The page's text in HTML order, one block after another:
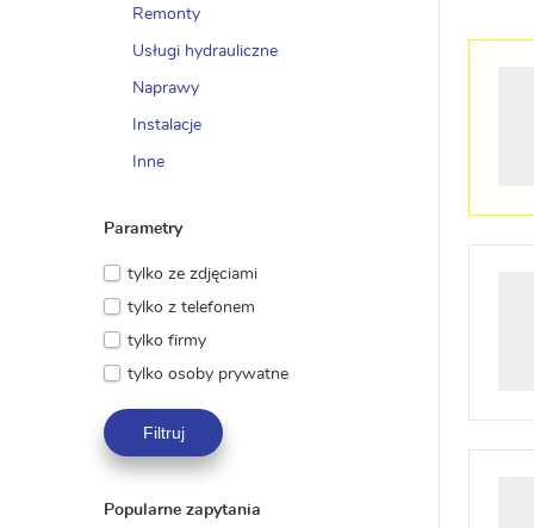
Remonty
Usługi hydrauliczne
Naprawy
Instalacje
Inne
Parametry
tylko ze zdjęciami
tylko z telefonem
tylko firmy
tylko osoby prywatne
Filtruj
Popularne zapytania